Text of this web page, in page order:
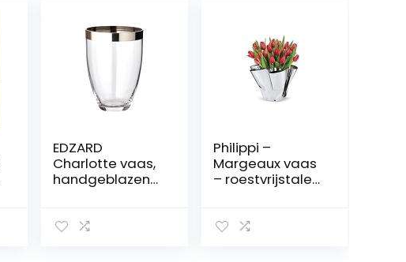
EDZARD
Charlotte vaas,
handgeblazen
hoogte 20 cm
Philippi –
Margeaux vaas
– roestvrijstalen
– ideaal voor